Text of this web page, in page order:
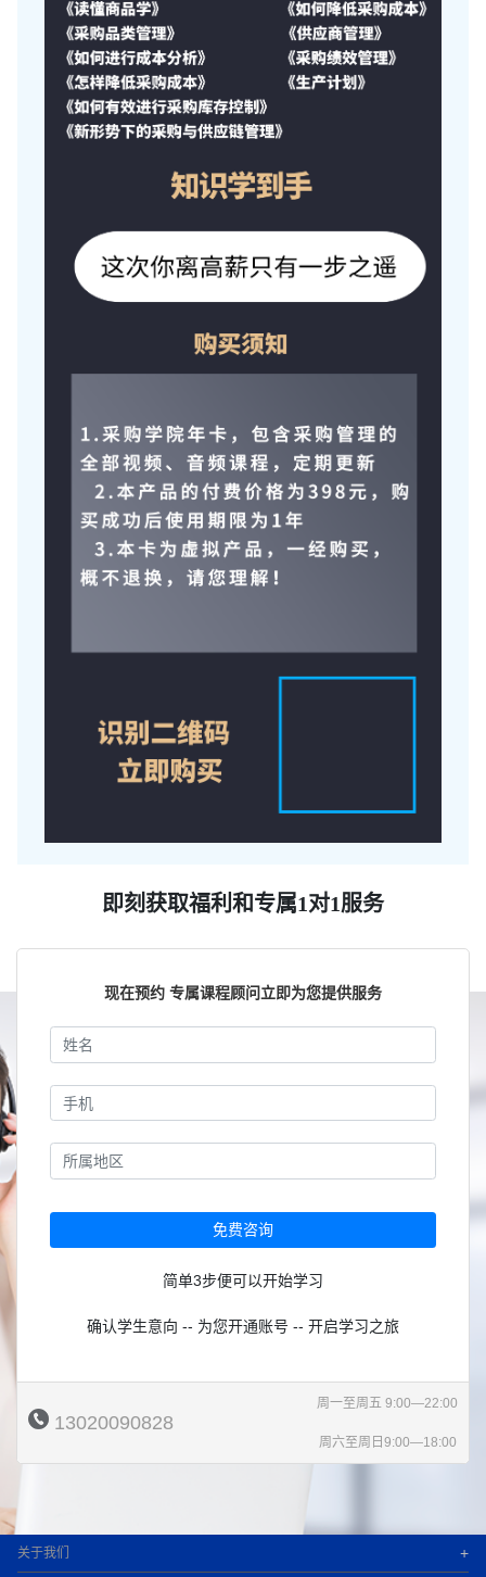
即刻获取福利和专属1对1服务
现在预约 专属课程顾问立即为您提供服务
免费咨询
简单3步便可以开始学习
确认学生意向 -- 为您开通账号 -- 开启学习之旅
13020090828
周一至周五 9:00—22:00
周六至周日9:00—18:00
关于我们 +